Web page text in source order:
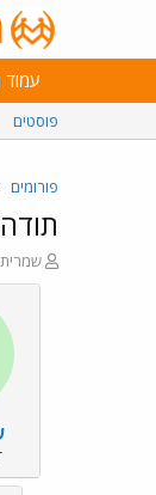
עמוד
פוסטים
פורומים
פ
ו